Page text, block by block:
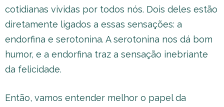
cotidianas vividas por todos nós. Dois deles estão
diretamente ligados a essas sensações: a
endorfina e serotonina. A serotonina nos dá bom
humor, e a endorfina traz a sensação inebriante
da felicidade.
Então, vamos entender melhor o papel da